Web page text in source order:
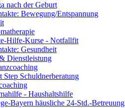
nach der Geburt
Bewegung/Entspannung
Hilfe-Kurse - Notfallfit
Gesundheit
Dienstleistung
Step Schuldnerberatung
- Haushaltshilfe
Bayern häusliche 24-Std.-Betreuung